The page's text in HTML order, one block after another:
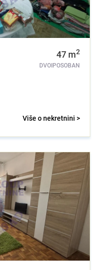
47 m2
DVOIPOSOBAN
Više o nekretnini >